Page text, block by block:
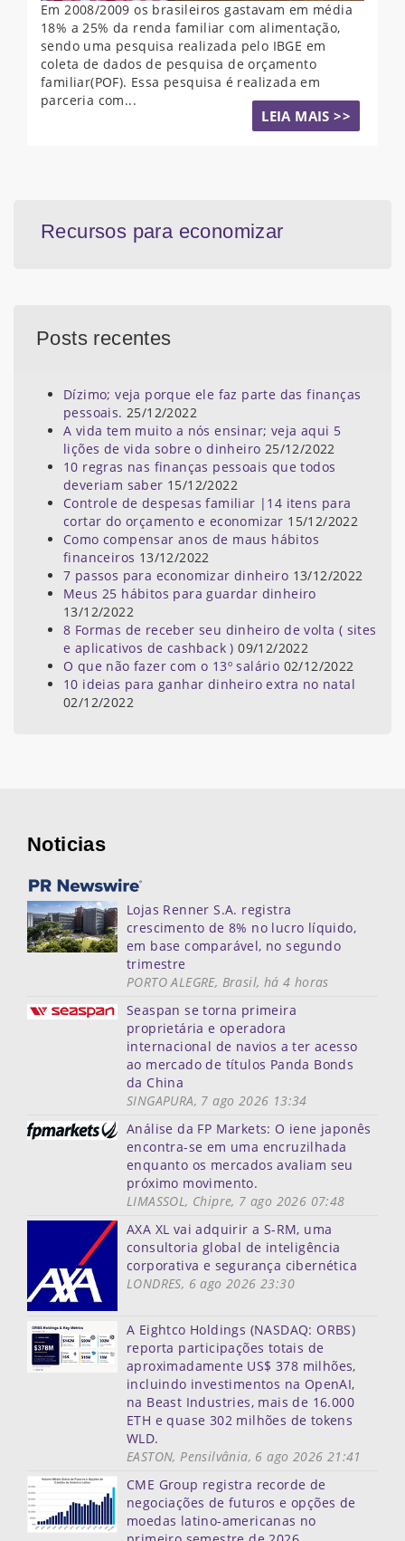
Em 2008/2009 os brasileiros gastavam em média
18% a 25% da renda familiar com alimentação,
sendo uma pesquisa realizada pelo IBGE em
coleta de dados de pesquisa de orçamento
familiar(POF). Essa pesquisa é realizada em
parceria com...
LEIA MAIS >>
Recursos para economizar
Posts recentes
Dízimo; veja porque ele faz parte das finanças
pessoais. 25/12/2022
A vida tem muito a nós ensinar; veja aqui 5
lições de vida sobre o dinheiro 25/12/2022
10 regras nas finanças pessoais que todos
deveriam saber 15/12/2022
Controle de despesas familiar |14 itens para
cortar do orçamento e economizar 15/12/2022
Como compensar anos de maus hábitos
financeiros 13/12/2022
7 passos para economizar dinheiro 13/12/2022
Meus 25 hábitos para guardar dinheiro
13/12/2022
8 Formas de receber seu dinheiro de volta ( sites
e aplicativos de cashback ) 09/12/2022
O que não fazer com o 13º salário 02/12/2022
10 ideias para ganhar dinheiro extra no natal
02/12/2022
Noticias
Lojas Renner S.A. registra
crescimento de 8% no lucro líquido,
em base comparável, no segundo
trimestre
PORTO ALEGRE, Brasil, há 4 horas
Seaspan se torna primeira
proprietária e operadora
internacional de navios a ter acesso
ao mercado de títulos Panda Bonds
da China
SINGAPURA, 7 ago 2026 13:34
Análise da FP Markets: O iene japonês
encontra-se em uma encruzilhada
enquanto os mercados avaliam seu
próximo movimento.
LIMASSOL, Chipre, 7 ago 2026 07:48
AXA XL vai adquirir a S-RM, uma
consultoria global de inteligência
corporativa e segurança cibernética
LONDRES, 6 ago 2026 23:30
A Eightco Holdings (NASDAQ: ORBS)
reporta participações totais de
aproximadamente US$ 378 milhões,
incluindo investimentos na OpenAI,
na Beast Industries, mais de 16.000
ETH e quase 302 milhões de tokens
WLD.
EASTON, Pensilvânia, 6 ago 2026 21:41
CME Group registra recorde de
negociações de futuros e opções de
moedas latino-americanas no